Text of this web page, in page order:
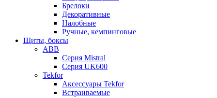
Брелоки
Декоративные
Налобные
Ручные, кемпинговые
Щиты, боксы
ABB
Серия Mistral
Серия UK600
Tekfor
Аксессуары Tekfor
Встраиваемые